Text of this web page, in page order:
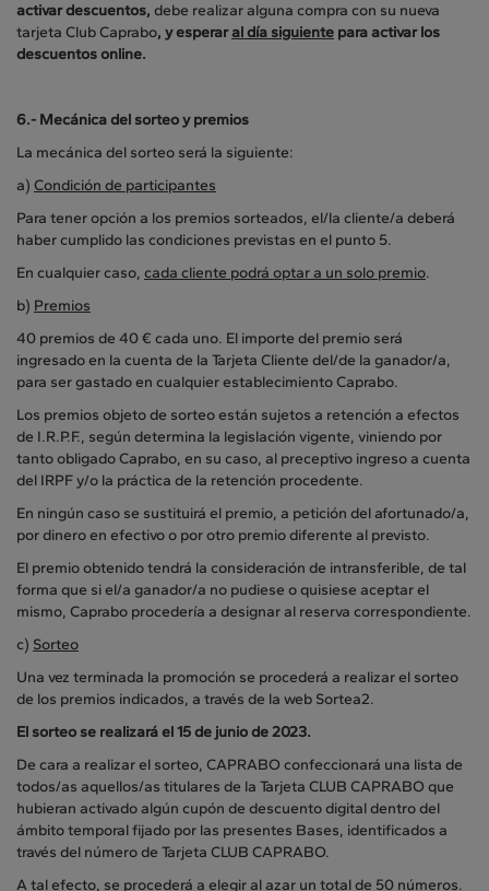
activar descuentos, debe realizar alguna compra con su nueva
tarjeta Club Caprabo, y esperaral día siguiente para activar los
descuentos online.
6.- Mecánica del sorteo y premios
La mecánica del sorteo será la siguiente:
a) Condición de participantes
Para tener opción a los premios sorteados, el/la cliente/a deberá
haber cumplido las condiciones previstas en el punto 5.
En cualquier caso, cada cliente podrá optar a un solo premio.
b) Premios
40 premios de 40 € cada uno. El importe del premio será
ingresado en la cuenta de la Tarjeta Cliente del/de la ganador/a,
para ser gastado en cualquier establecimiento Caprabo.
Los premios objeto de sorteo están sujetos a retención a efectos
de I.R.P.F., según determina la legislación vigente, viniendo por
tanto obligado Caprabo, en su caso, al preceptivo ingreso a cuenta
del IRPF y/o la práctica de la retención procedente.
En ningún caso se sustituirá el premio, a petición del afortunado/a,
por dinero en efectivo o por otro premio diferente al previsto.
El premio obtenido tendrá la consideración de intransferible, de tal
forma que si el/a ganador/a no pudiese o quisiese aceptar el
mismo, Caprabo procedería a designar al reserva correspondiente.
c) Sorteo
Una vez terminada la promoción se procederá a realizar el sorteo
de los premios indicados, a través de la web Sortea2.
El sorteo se realizará el 15 de junio de 2023.
De cara a realizar el sorteo, CAPRABO confeccionará una lista de
todos/as aquellos/as titulares de la Tarjeta CLUB CAPRABO que
hubieran activado algún cupón de descuento digital dentro del
ámbito temporal fijado por las presentes Bases, identificados a
través del número de Tarjeta CLUB CAPRABO.
A tal efecto, se procederá a elegir al azar un total de 50 números.